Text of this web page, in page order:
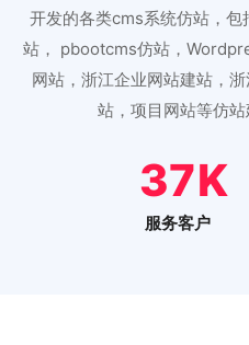
开发的各类cms系统仿站，
站， pbootcms仿站，
网站，浙江企业网站建站，
站，项目网站等仿站
46
服务客户